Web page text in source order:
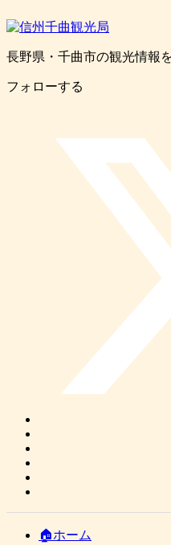
長野県・千曲市の観光情報
フォローする
🏠ホーム